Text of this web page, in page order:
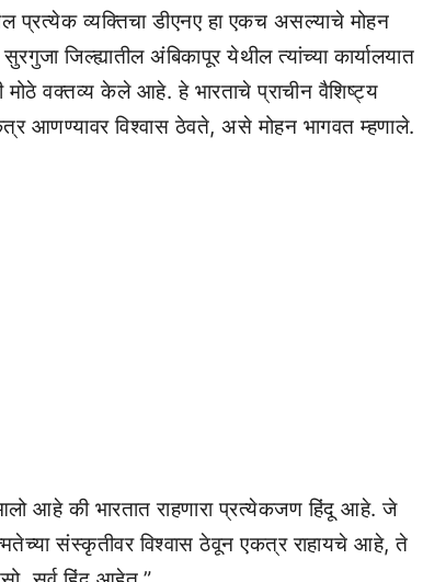
व्यक्तिचा डीएनए हा एकच असल्याचे मोहन
जिल्ह्यातील अंबिकापूर येथील त्यांच्या कार्यालयात
मोठे वक्तव्य केले आहे. हे भारताचे प्राचीन वैशिष्ट्य
आणण्यावर विश्वास ठेवते, असे मोहन भागवत म्हणाले.
आहे की भारतात राहणारा प्रत्येकजण हिंदू आहे. जे
संस्कृतीवर विश्वास ठेवून एकत्र राहायचे आहे, ते